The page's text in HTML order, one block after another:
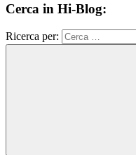
Cerca in Hi-Blog:
Ricerca per: